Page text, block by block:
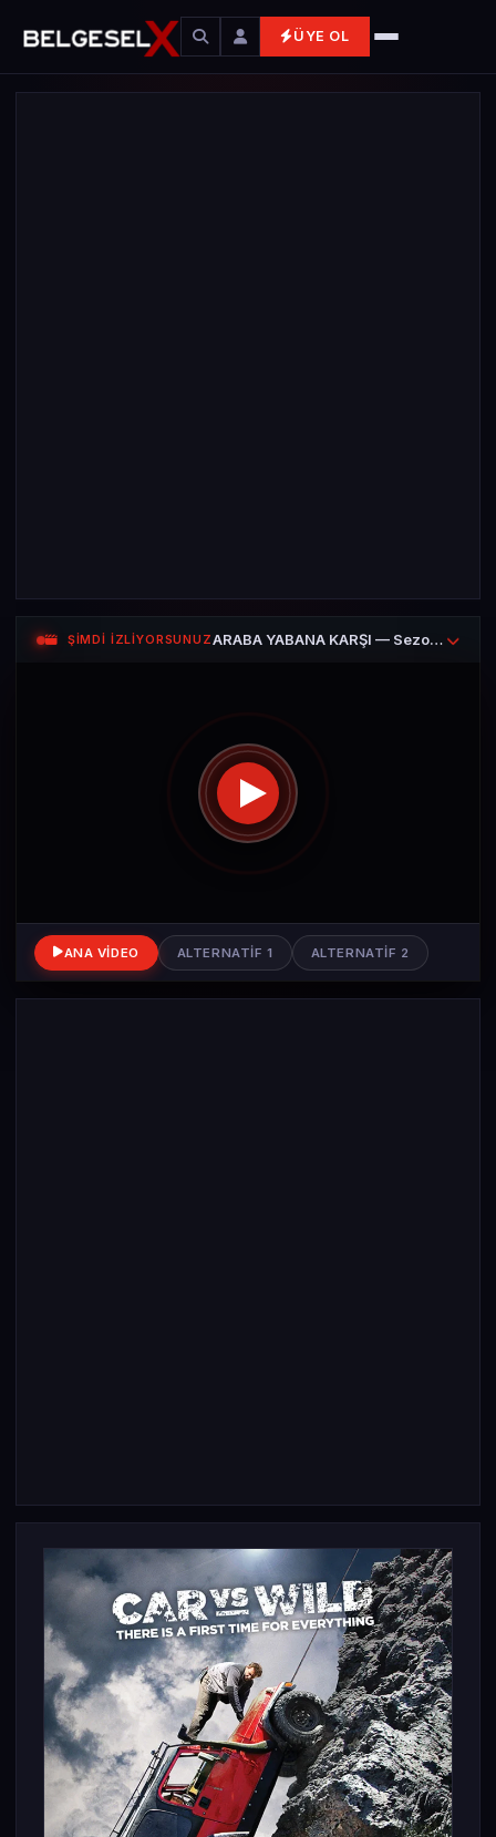
ÜYE OL
ŞİMDİ İZLİYORSUNUZ ARABA YABANA KARŞI — Sezon 1 Bölüm 1
ANA VIDEO ALTERNATIF 1 ALTERNATIF 2